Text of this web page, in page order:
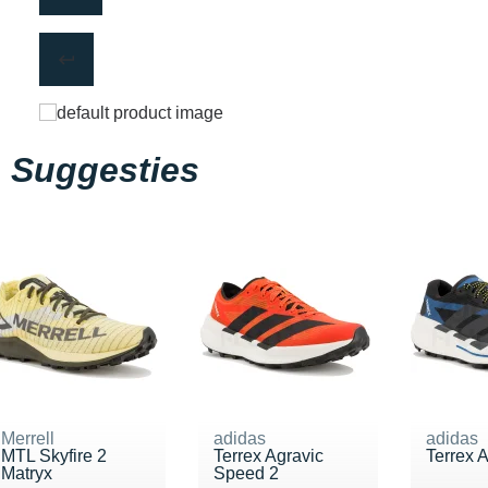
Suggesties
Merrell
MTL Skyfire 2
Matryx
adidas
Terrex Agravic
Speed 2
adidas
Terrex